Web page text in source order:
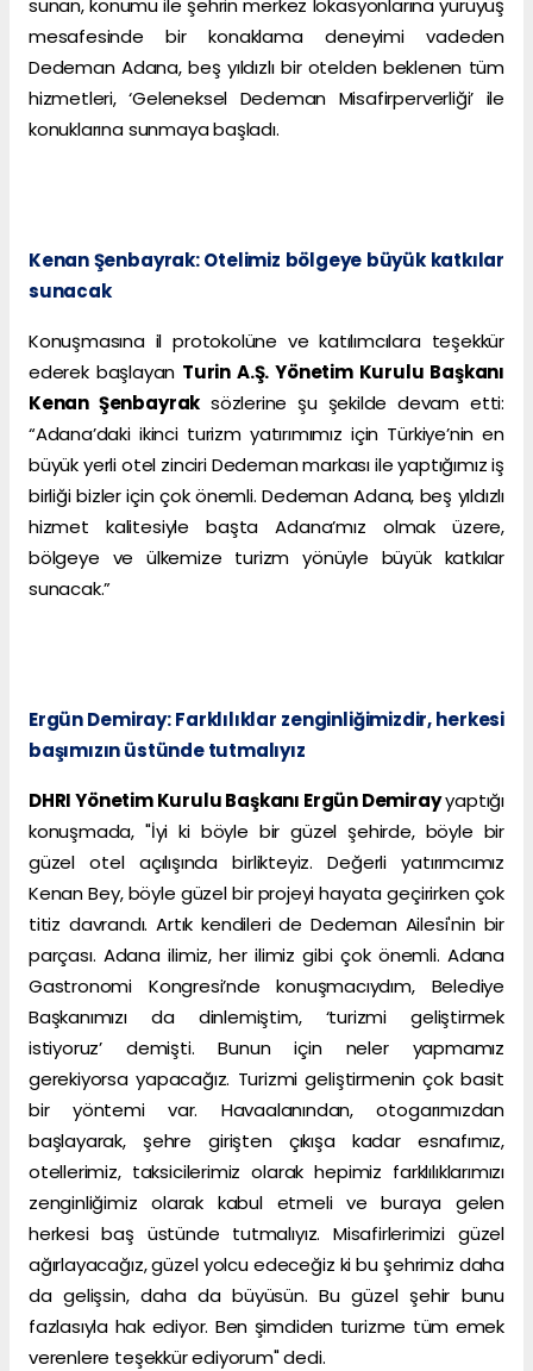
sunan, konumu ile şehrin merkez lokasyonlarına yürüyüş
mesafesinde bir konaklama deneyimi vadeden
Dedeman Adana, beş yıldızlı bir otelden beklenen tüm
hizmetleri, ‘Geleneksel Dedeman Misafirperverliği’ ile
konuklarına sunmaya başladı.
Kenan Şenbayrak: Otelimiz bölgeye büyük katkılar
sunacak
Konuşmasına il protokolüne ve katılımcılara teşekkür
ederek başlayan Turin A.Ş. Yönetim Kurulu Başkanı
Kenan Şenbayrak sözlerine şu şekilde devam etti:
“Adana’daki ikinci turizm yatırımımız için Türkiye’nin en
büyük yerli otel zinciri Dedeman markası ile yaptığımız iş
birliği bizler için çok önemli. Dedeman Adana, beş yıldızlı
hizmet kalitesiyle başta Adana’mız olmak üzere,
bölgeye ve ülkemize turizm yönüyle büyük katkılar
sunacak.”
Ergün Demiray: Farklılıklar zenginliğimizdir, herkesi
başımızın üstünde tutmalıyız
DHRI Yönetim Kurulu Başkanı Ergün Demirayyaptığı
konuşmada, "İyi ki böyle bir güzel şehirde, böyle bir
güzel otel açılışında birlikteyiz. Değerli yatırımcımız
Kenan Bey, böyle güzel bir projeyi hayata geçirirken çok
titiz davrandı. Artık kendileri de Dedeman Ailesi'nin bir
parçası. Adana ilimiz, her ilimiz gibi çok önemli. Adana
Gastronomi Kongresi’nde konuşmacıydım, Belediye
Başkanımızı da dinlemiştim, ‘turizmi geliştirmek
istiyoruz’ demişti. Bunun için neler yapmamız
gerekiyorsa yapacağız. Turizmi geliştirmenin çok basit
bir yöntemi var. Havaalanından, otogarımızdan
başlayarak, şehre girişten çıkışa kadar esnafımız,
otellerimiz, taksicilerimiz olarak hepimiz farklılıklarımızı
zenginliğimiz olarak kabul etmeli ve buraya gelen
herkesi baş üstünde tutmalıyız. Misafirlerimizi güzel
ağırlayacağız, güzel yolcu edeceğiz ki bu şehrimiz daha
da gelişsin, daha da büyüsün. Bu güzel şehir bunu
fazlasıyla hak ediyor. Ben şimdiden turizme tüm emek
verenlere teşekkür ediyorum" dedi.